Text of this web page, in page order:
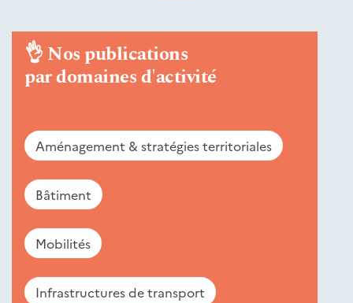
👌Nos publications
par domaines d'activité
Aménagement & stratégies territoriales
Bâtiment
Mobilités
Infrastructures de transport